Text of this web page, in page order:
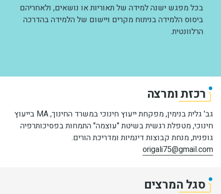
בכל מפגש ישנה למידה של תאוריות או נושאים, ולאחריהם
ביסוס הלמידה בניתוח מקרים ויישום של הלמידה בהדרכה
הרלוונטית.
רכזת ומרצה
גב' גלית בנימין, מפקחת ייעוץ חינוכי במשרד החינוך, MA בייעוץ
חינוכי, מטפלת רגשית בשיטת "עוצמה" התמחות בפסיכותרפיה
גופנית, מנחת קבוצות דינמיות ומדריכת הורים.
origali75@gmail.com
סגל המרצים